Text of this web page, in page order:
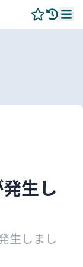
生し
生しまし